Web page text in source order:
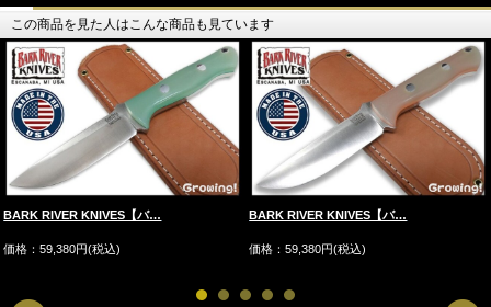
この商品を見た人はこんな商品も見ています
BARK RIVER KNIVES【バ…
価格：59,380円(税込)
BARK RIVER KNIVES【バ…
価格：59,380円(税込)